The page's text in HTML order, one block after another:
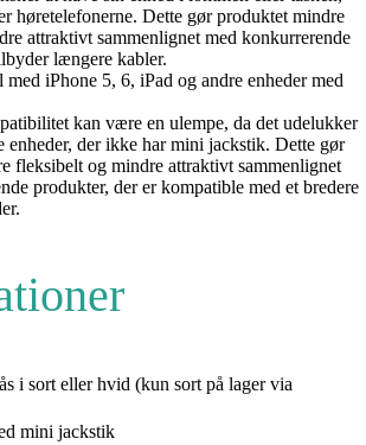
høretelefonerne. Dette gør produktet mindre
attraktivt sammenlignet med konkurrerende
længere kabler.
iPhone 5, 6, iPad og andre enheder med
kan være en ulempe, da det udelukker
enheder, der ikke har mini jackstik. Dette gør
fleksibelt og mindre attraktivt sammenlignet
produkter, der er kompatible med et bredere
i sort eller hvid (kun sort på lager via
mini jackstik